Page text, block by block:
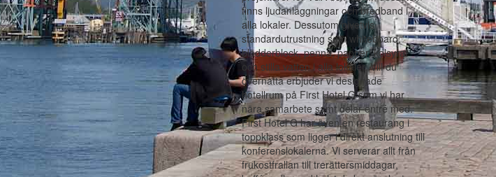
finns ljudanläggningar och bredband i
alla lokaler. Dessutom givetvis
standardutrustning som whiteboard,
blädderblock, penna, papper, kolsyrat
och stilla vatten i alla lokaler. Vill du
övernatta erbjuder vi designade
hotellrum på First Hotel G som vi har
nära samarbete samt delar entré med.
First Hotel G har även en restaurang i
toppklass som ligger i direkt anslutning till
konferenslokalerna. Vi serverar allt från
frukostfrallan till trerättersmiddagar,